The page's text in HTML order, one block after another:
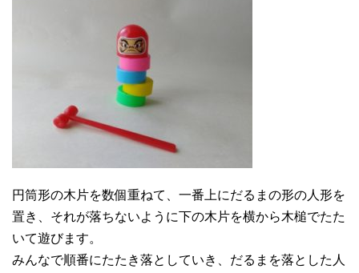
円筒形の木片を数個重ねて、一番上にだるまの形の人形を
置き、それが落ちないように下の木片を横から木槌でたた
いて遊びます。
みんなで順番にたたき落としていき、だるまを落とした人